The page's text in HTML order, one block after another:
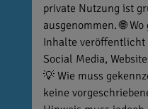
private Nutzung ist
ausgenommen. 🌐
Inhalte veröffentlicht
Social Media,
💡 Wie muss
keine